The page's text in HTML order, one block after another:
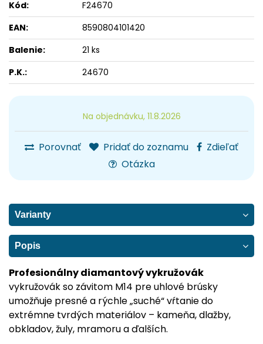
Na objednávku, 11.8.2026
Porovnať Pridať do zoznamu
Zdieľať
Otázka
Kód:
F24670
EAN:
8590804101420
Balenie:
21 ks
P.K.:
24670
Varianty
Popis
Profesionálny diamantový vykružovák
vykružovák so závitom M14 pre uhlové brúsky
umožňuje presné a rýchle „suché“ vŕtanie do
extrémne tvrdých materiálov – kameňa, dlažby,
obkladov, žuly, mramoru a ďalších.